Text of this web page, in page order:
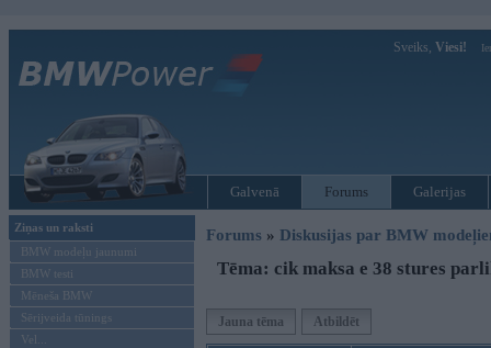
Sveiks, Viesi!
Galvenā Forums Galerijas
Ziņas un raksti
BMW modeļu jaunumi
BMW testi
Mēneša BMW
Sērijveida tūnings
Vel...
Forums » Diskusijas par BMW
Tēma: cik maksa e 38 stures
Jauna tēma Atbildēt